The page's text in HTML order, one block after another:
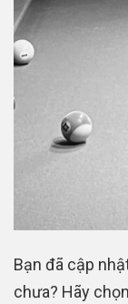
Bạn đã cập
chưa? Hãy